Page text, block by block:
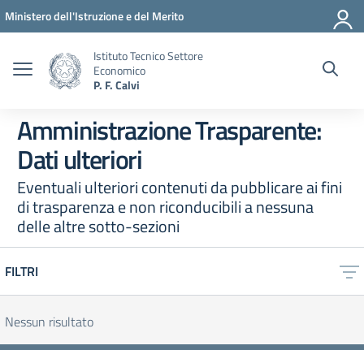
Vai ai contenuti
Vai al menu di navigazione
Vai al footer
Ministero dell'Istruzione e del Merito
Istituto Tecnico Settore
Economico
P. F. Calvi
Amministrazione Trasparente:
Dati ulteriori
Eventuali ulteriori contenuti da pubblicare ai fini
di trasparenza e non riconducibili a nessuna
delle altre sotto-sezioni
FILTRI
Nessun risultato